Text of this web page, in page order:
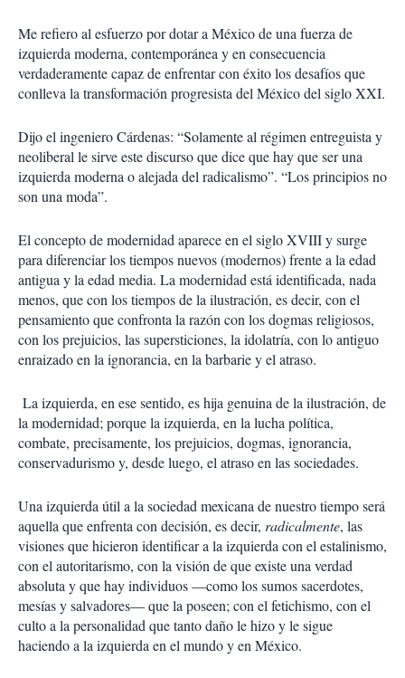
Me refiero al esfuerzo por dotar a México de una fuerza de
izquierda moderna, contemporánea y en consecuencia
verdaderamente capaz de enfrentar con éxito los desafíos que
conlleva la transformación progresista del México del siglo XXI.
Dijo el ingeniero Cárdenas: “Solamente al régimen entreguista y
neoliberal le sirve este discurso que dice que hay que ser una
izquierda moderna o alejada del radicalismo”. “Los principios no
son una moda”.
El concepto de modernidad aparece en el siglo XVIII y surge
para diferenciar los tiempos nuevos (modernos) frente a la edad
antigua y la edad media. La modernidad está identificada, nada
menos, que con los tiempos de la ilustración, es decir, con el
pensamiento que confronta la razón con los dogmas religiosos,
con los prejuicios, las supersticiones, la idolatría, con lo antiguo
enraizado en la ignorancia, en la barbarie y el atraso.
La izquierda, en ese sentido, es hija genuina de la ilustración, de
la modernidad; porque la izquierda, en la lucha política,
combate, precisamente, los prejuicios, dogmas, ignorancia,
conservadurismo y, desde luego, el atraso en las sociedades.
Una izquierda útil a la sociedad mexicana de nuestro tiempo será
aquella que enfrenta con decisión, es decir, radicalmente, las
visiones que hicieron identificar a la izquierda con el estalinismo,
con el autoritarismo, con la visión de que existe una verdad
absoluta y que hay individuos —como los sumos sacerdotes,
mesías y salvadores— que la poseen; con el fetichismo, con el
culto a la personalidad que tanto daño le hizo y le sigue
haciendo a la izquierda en el mundo y en México.